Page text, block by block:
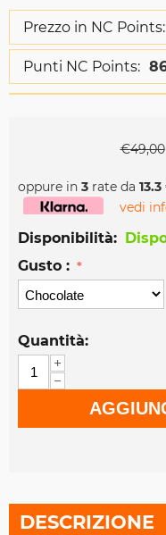
Prezzo in NC Points:
Punti NC Points:
€49,00
oppure in 3 rate da 13.3
vedi
Disponibilità:
Gusto :
Quantità:
+
−
DESCRIZIONE